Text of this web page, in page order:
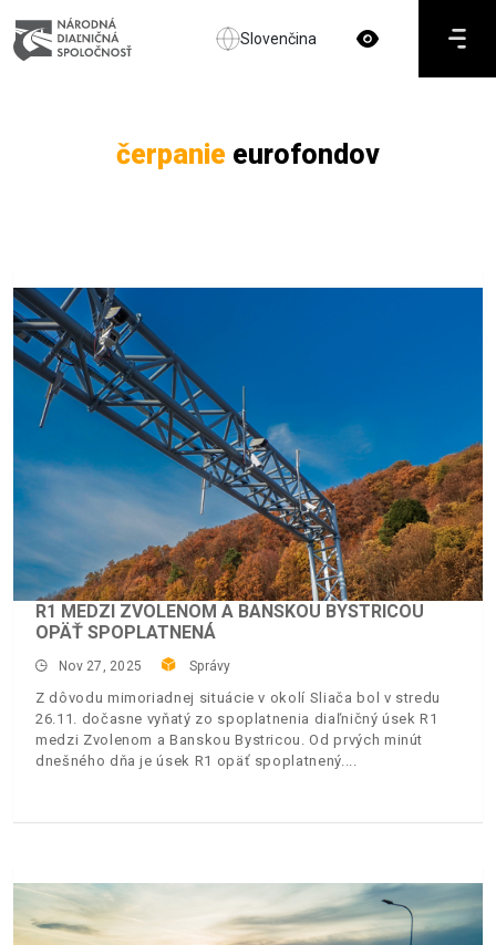
Slovenčina
čerpanie eurofondov
R1 MEDZI ZVOLENOM A BANSKOU BYSTRICOU
OPÄŤ SPOPLATNENÁ
Nov 27, 2025 Správy
Z dôvodu mimoriadnej situácie v okolí Sliača bol v stredu
26.11. dočasne vyňatý zo spoplatnenia diaľničný úsek R1
medzi Zvolenom a Banskou Bystricou. Od prvých minút
dnešného dňa je úsek R1 opäť spoplatnený.